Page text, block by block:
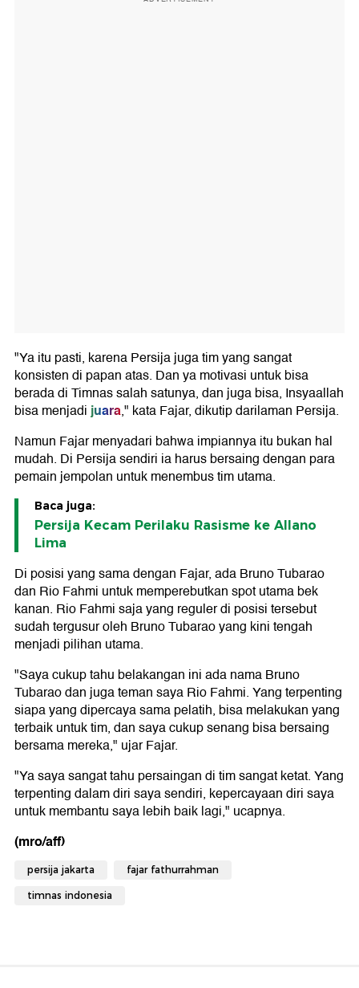
"Ya itu pasti, karena Persija juga tim yang sangat
konsisten di papan atas. Dan ya motivasi untuk bisa
berada di Timnas salah satunya, dan juga bisa, Insyaallah
bisa menjadijuara," kata Fajar, dikutip darilaman Persija.
Namun Fajar menyadari bahwa impiannya itu bukan hal
mudah. Di Persija sendiri ia harus bersaing dengan para
pemain jempolan untuk menembus tim utama.
Baca juga:
Persija Kecam Perilaku Rasisme ke Allano
Lima
Di posisi yang sama dengan Fajar, ada Bruno Tubarao
dan Rio Fahmi untuk memperebutkan spot utama bek
kanan. Rio Fahmi saja yang reguler di posisi tersebut
sudah tergusur oleh Bruno Tubarao yang kini tengah
menjadi pilihan utama.
"Saya cukup tahu belakangan ini ada nama Bruno
Tubarao dan juga teman saya Rio Fahmi. Yang terpenting
siapa yang dipercaya sama pelatih, bisa melakukan yang
terbaik untuk tim, dan saya cukup senang bisa bersaing
bersama mereka," ujar Fajar.
"Ya saya sangat tahu persaingan di tim sangat ketat. Yang
terpenting dalam diri saya sendiri, kepercayaan diri saya
untuk membantu saya lebih baik lagi," ucapnya.
(mro/aff)
persija jakarta fajar fathurrahman
timnas indonesia